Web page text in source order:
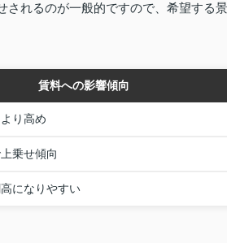
されるのが一般的ですので、希望する景
賃料への影響傾向
り高め
乗せ傾向
になりやすい